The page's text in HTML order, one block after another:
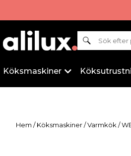
Sök
Köksmaskiner
Hem /Köksmaskiner/Varmkök /